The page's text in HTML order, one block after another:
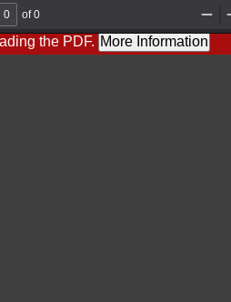
of 0
Out
the PDF. More Information